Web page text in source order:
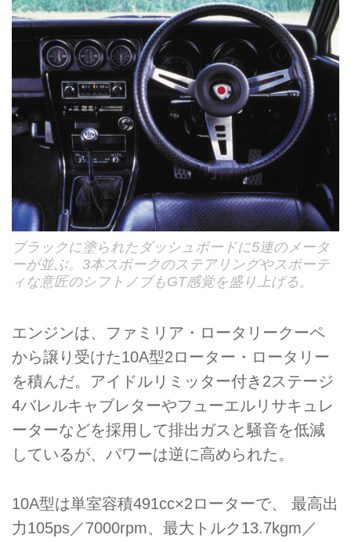
ブラックに塗られたダッシュボードに5連のメータ
ーが並ぶ。3本スポークのステアリングやスポーテ
ィな意匠のシフトノブもGT感覚を盛り上げる。
エンジンは、ファミリア・ロータリークーペ
から譲り受けた10A型2ローター・ロータリー
を積んだ。アイドルリミッター付き2ステージ
4バレルキャブレターやフューエルリサキュレ
ーターなどを採用して排出ガスと騒音を低減
しているが、パワーは逆に高められた。
10A型は単室容積491cc×2ローターで、 最高出
力105ps／7000rpm、最大トルク13.7kgm／